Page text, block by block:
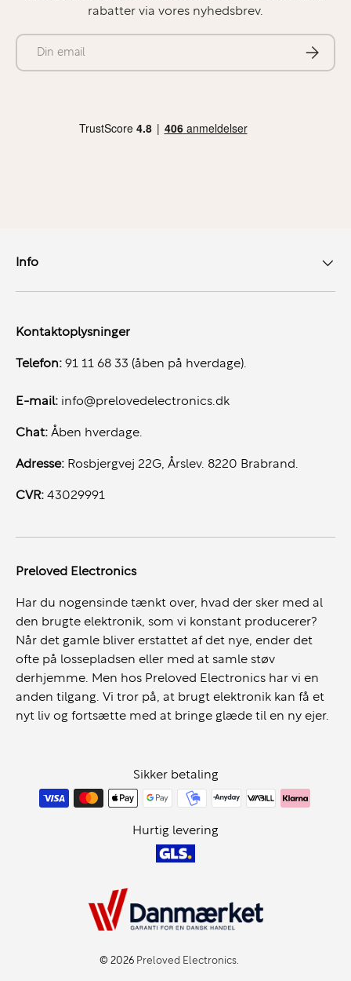
rabatter via vores nyhedsbrev.
E-mail
Abonner
Info
Kontaktoplysninger
Telefon: 91 11 68 33 (åben på hverdage).
E-mail: info@prelovedelectronics.dk
Chat: Åben hverdage.
Adresse: Rosbjergvej 22G, Årslev. 8220 Brabrand.
CVR: 43029991
Preloved Electronics
Har du nogensinde tænkt over, hvad der sker med al
den brugte elektronik, som vi konstant producerer?
Når det gamle bliver erstattet af det nye, ender det
ofte på lossepladsen eller med at samle støv
derhjemme. Men hos Preloved Electronics har vi en
anden tilgang. Vi tror på, at brugt elektronik kan få et
nyt liv og fortsætte med at bringe glæde til en ny ejer.
Sikker betaling
Hurtig levering
© 2026 Preloved Electronics.